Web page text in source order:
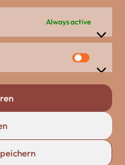
Always active